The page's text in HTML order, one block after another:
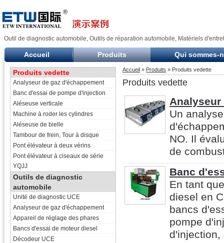
Outil de diagnostic automobile, Outils de réparation automobile, Matériels
Accueil Produits Qui sommes-
Produits vedette
Analyseur de gaz d'échappement
Banc d'essai de pompe d'injection
Aléseuse verticale
Machine à roder les cylindres
Aléseuse de bielle
Tambour de frein, Tour à disque
Pont élévateur à deux vérins
Pont élévateur à ciseaux de série
YQJJ
Outils de diagnostic
automobile
Unité de diagnostic UCE
Analyseur de gaz d'échappement
Appareil de réglage des phares
Bancs d'essai de moteur diesel
Décodeur UCE
Accueil » Produits » Produits vedette
Produits vedette
Analyseur
Un
NO. Il
de
Banc
En tant
diesel en
bancs
pompe
d'injection,